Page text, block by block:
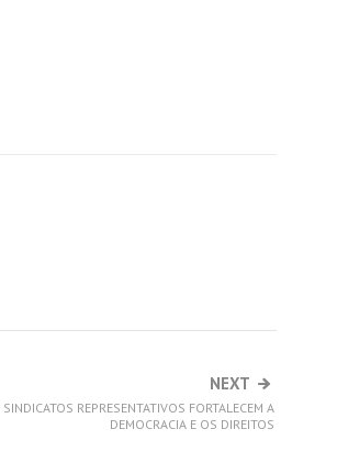
NEXT
SINDICATOS REPRESENTATIVOS FORTALECEM A
DEMOCRACIA E OS DIREITOS